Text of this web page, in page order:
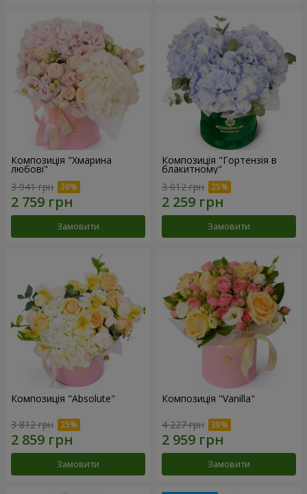
Композиція "Хмарина
любові"
3 941 грн
Замовити
Композиція "Гортензія в
блакитному"
3 012 грн
Замовити
Композиція "Absolute"
3 812 грн
Замовити
Композиція "Vanilla"
4 227 грн
Замовити